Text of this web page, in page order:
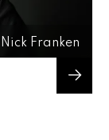
Nick Franken